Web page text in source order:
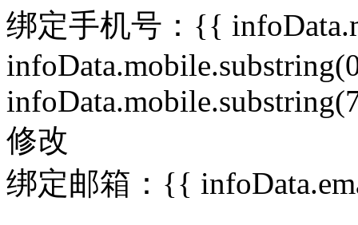
绑定手机号：{{
修改
绑定邮箱：{{